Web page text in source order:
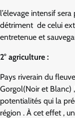
l’élevage intensif
détriment de celui
entretenue et
2° agriculture :
Pays riverain du
Gorgol(Noir et Blanc)
potentialités qui la
région . À cet effet ,